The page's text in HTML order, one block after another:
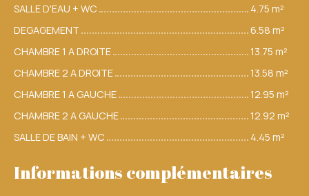
SALLE D'EAU + WC
4.75 m²
DEGAGEMENT
6.58 m²
CHAMBRE 1 A DROITE
13.75 m²
CHAMBRE 2 A DROITE
13.58 m²
CHAMBRE 1 A GAUCHE
12.95 m²
CHAMBRE 2 A GAUCHE
12.92 m²
SALLE DE BAIN + WC
4.45 m²
Informations complémentaires